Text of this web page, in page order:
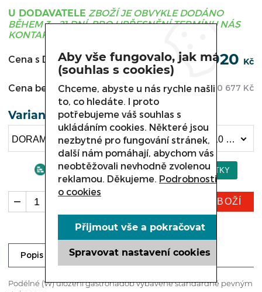
U DODAVATELE ZBOŽÍ JE OBVYKLE DODÁNO
BĚHEM 3 - 21 DNÍ, PRO UPŘESNĚNÍ TERMÍNU NÁS
KONTAKTUJTE.
Cena s DPH: 254 920 Kč
Cena bez DPH: 210 677 Kč
Varianta
DORAM COMPACT, DM-S-95220 - 700×800×2310 mm - 20x GN1/1 (254 920 Kč)
KOUPIT ZBOŽÍ
Popis Ke stažení Dotaz prodejci
Podélné (W) uložení gastronádob vybavené standardně pevným
Aby vše fungovalo, jak má
(souhlas s cookies)
Chceme, abyste u nás rychle našli
to, co hledáte. I proto
potřebujeme váš souhlas s
ukládáním cookies. Některé jsou
nezbytné pro fungování stránek,
další nám pomáhají, abychom vás
neobtěžovali nevhodně zvolenou
reklamou. Děkujeme. Podrobnosti
o cookies
Spravovat nastavení cookies
Přijmout vše a pokračovat